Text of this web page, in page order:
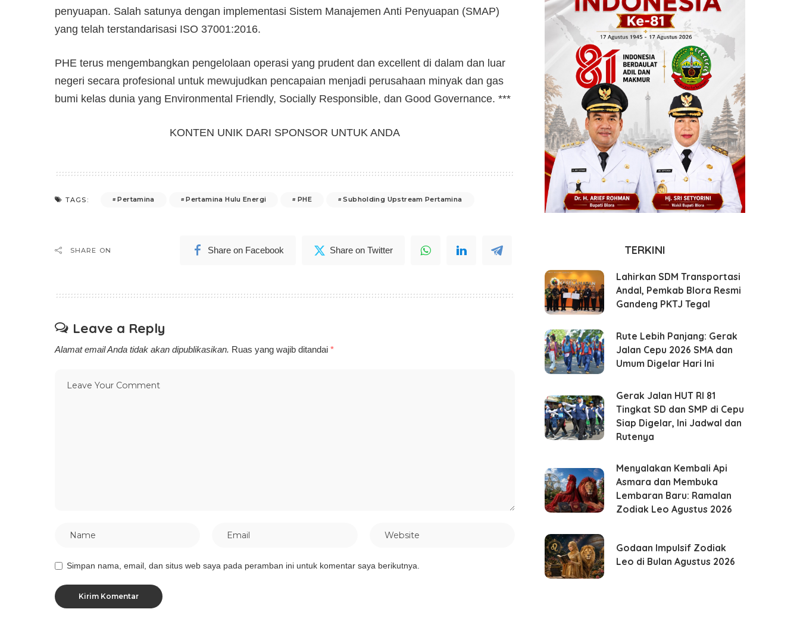
penyuapan. Salah satunya dengan implementasi Sistem Manajemen Anti Penyuapan (SMAP)
yang telah terstandarisasi ISO 37001:2016.
PHE terus mengembangkan pengelolaan operasi yang prudent dan excellent di dalam dan luar
negeri secara profesional untuk mewujudkan pencapaian menjadi perusahaan minyak dan gas
bumi kelas dunia yang Environmental Friendly, Socially Responsible, dan Good Governance. ***
KONTEN UNIK DARI SPONSOR UNTUK ANDA
TAGS: Pertamina Pertamina Hulu Energi PHE Subholding Upstream Pertamina
SHARE ON Share on Facebook Share on Twitter
Leave a Reply
Alamat email Anda tidak akan dipublikasikan. Ruas yang wajib ditandai *
Simpan nama, email, dan situs web saya pada peramban ini untuk komentar saya berikutnya.
TERKINI
Lahirkan SDM Transportasi
Andal, Pemkab Blora Resmi
Gandeng PKTJ Tegal
Rute Lebih Panjang: Gerak
Jalan Cepu 2026 SMA dan
Umum Digelar Hari Ini
Gerak Jalan HUT RI 81
Tingkat SD dan SMP di Cepu
Siap Digelar, Ini Jadwal dan
Rutenya
Menyalakan Kembali Api
Asmara dan Membuka
Lembaran Baru: Ramalan
Zodiak Leo Agustus 2026
Godaan Impulsif Zodiak
Leo di Bulan Agustus 2026